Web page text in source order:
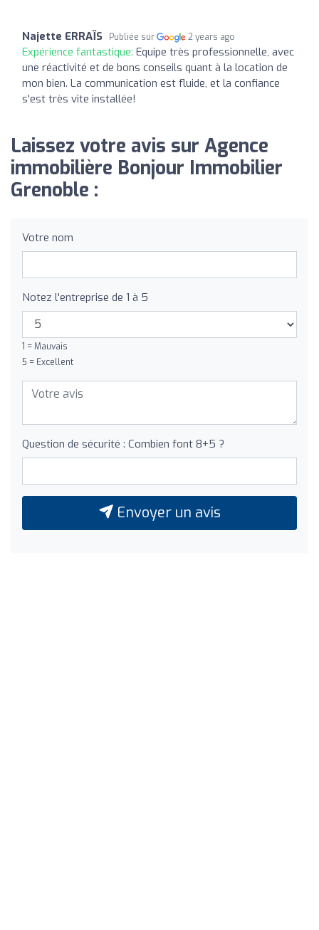
Najette ERRAÏS Publiée sur 2 years ago
Expérience fantastique: Equipe très professionnelle, avec
une réactivité et de bons conseils quant à la location de
mon bien. La communication est fluide, et la confiance
s'est très vite installée!
Laissez votre avis sur Agence
immobilière Bonjour Immobilier
Grenoble :
Votre nom
Notez l'entreprise de 1 à 5
1 = Mauvais
5 = Excellent
Question de sécurité : Combien font 8+5 ?
Envoyer un avis